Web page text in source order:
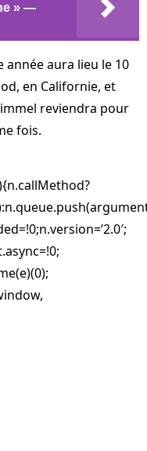
» —
année aura lieu le 10
en Californie, et
reviendra pour
fois.